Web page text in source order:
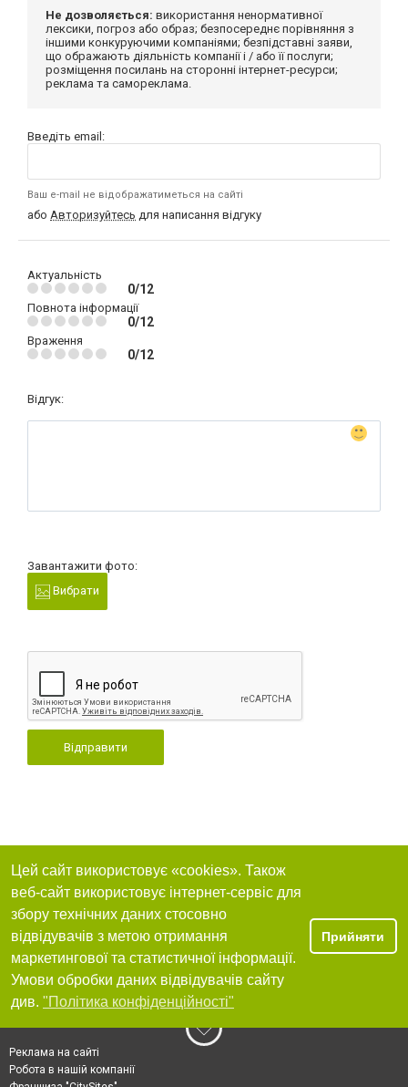
Не дозволяється: використання ненормативної
лексики, погроз або образ; безпосереднє порівняння з
іншими конкуруючими компаніями; безпідставні заяви,
що ображають діяльність компанії і / або її послуги;
розміщення посилань на сторонні інтернет-ресурси;
реклама та самореклама.
Введіть email:
Ваш e-mail не відображатиметься на сайті
або Авторизуйтесь для написання відгуку
Актуальність
0/12
Повнота інформації
0/12
Враження
0/12
Відгук:
Завантажити фото:
Вибрати
Відправити
Цей сайт використовує «cookies». Також
веб-сайт використовує інтернет-сервіс для
збору технічних даних стосовно
відвідувачів з метою отримання
маркетингової та статистичної інформації.
Умови обробки даних відвідувачів сайту
див. "Політика конфіденційності"
Прийняти
Реклама на сайті
Робота в нашій компанії